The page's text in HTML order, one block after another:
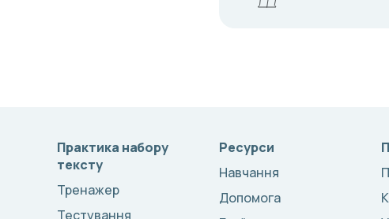
Практика набору
тексту
Тренажер
Тестування
Ресурси
Навчання
Допомога